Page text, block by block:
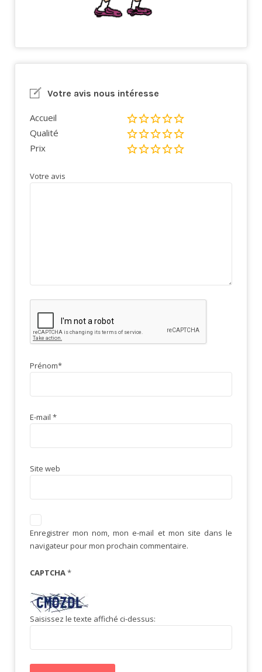
Votre avis nous intéresse
Accueil
Qualité
Prix
Votre avis
Prénom*
E-mail *
Site web
Enregistrer mon nom, mon e-mail et mon site dans le
navigateur pour mon prochain commentaire.
CAPTCHA*
Saisissez le texte affiché ci-dessus: